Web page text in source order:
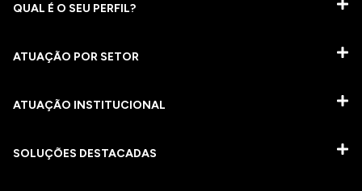
QUAL É O SEU PERFIL?
ATUAÇÃO POR SETOR
ATUAÇÃO INSTITUCIONAL
SOLUÇÕES DESTACADAS